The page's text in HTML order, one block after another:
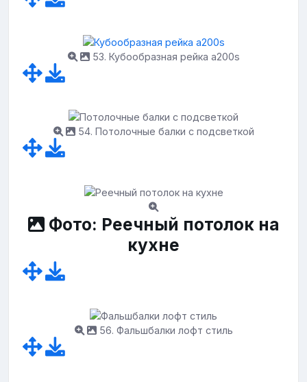
53. Кубообразная рейка a200s
54. Потолочные балки с подсветкой
Фото: Реечный потолок на
кухне
56. Фальшбалки лофт стиль